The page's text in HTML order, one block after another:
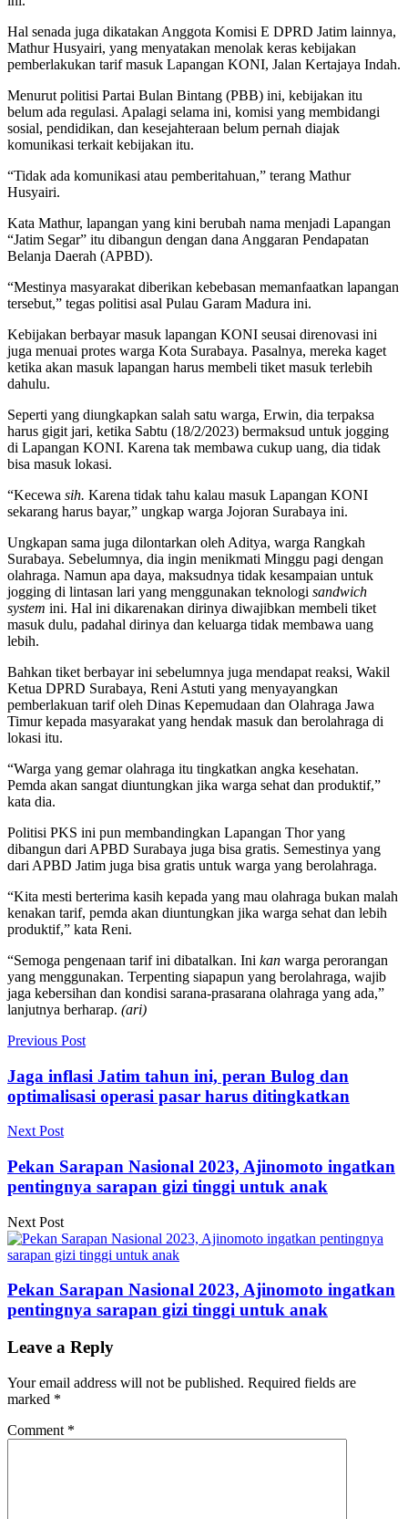
Hal senada juga dikatakan Anggota Komisi E DPRD Jatim lainnya,
Mathur Husyairi, yang menyatakan menolak keras kebijakan
pemberlakukan tarif masuk Lapangan KONI, Jalan Kertajaya Indah.
Menurut politisi Partai Bulan Bintang (PBB) ini, kebijakan itu
belum ada regulasi. Apalagi selama ini, komisi yang membidangi
sosial, pendidikan, dan kesejahteraan belum pernah diajak
komunikasi terkait kebijakan itu.
“Tidak ada komunikasi atau pemberitahuan,” terang Mathur
Husyairi.
Kata Mathur, lapangan yang kini berubah nama menjadi Lapangan
“Jatim Segar” itu dibangun dengan dana Anggaran Pendapatan
Belanja Daerah (APBD).
“Mestinya masyarakat diberikan kebebasan memanfaatkan lapangan
tersebut,” tegas politisi asal Pulau Garam Madura ini.
Kebijakan berbayar masuk lapangan KONI seusai direnovasi ini
juga menuai protes warga Kota Surabaya. Pasalnya, mereka kaget
ketika akan masuk lapangan harus membeli tiket masuk terlebih
dahulu.
Seperti yang diungkapkan salah satu warga, Erwin, dia terpaksa
harus gigit jari, ketika Sabtu (18/2/2023) bermaksud untuk jogging
di Lapangan KONI. Karena tak membawa cukup uang, dia tidak
bisa masuk lokasi.
“Kecewa sih. Karena tidak tahu kalau masuk Lapangan KONI
sekarang harus bayar,” ungkap warga Jojoran Surabaya ini.
Ungkapan sama juga dilontarkan oleh Aditya, warga Rangkah
Surabaya. Sebelumnya, dia ingin menikmati Minggu pagi dengan
olahraga. Namun apa daya, maksudnya tidak kesampaian untuk
jogging di lintasan lari yang menggunakan teknologi sandwich
system ini. Hal ini dikarenakan dirinya diwajibkan membeli tiket
masuk dulu, padahal dirinya dan keluarga tidak membawa uang
lebih.
Bahkan tiket berbayar ini sebelumnya juga mendapat reaksi, Wakil
Ketua DPRD Surabaya, Reni Astuti yang menyayangkan
pemberlakuan tarif oleh Dinas Kepemudaan dan Olahraga Jawa
Timur kepada masyarakat yang hendak masuk dan berolahraga di
lokasi itu.
“Warga yang gemar olahraga itu tingkatkan angka kesehatan.
Pemda akan sangat diuntungkan jika warga sehat dan produktif,”
kata dia.
Politisi PKS ini pun membandingkan Lapangan Thor yang
dibangun dari APBD Surabaya juga bisa gratis. Semestinya yang
dari APBD Jatim juga bisa gratis untuk warga yang berolahraga.
“Kita mesti berterima kasih kepada yang mau olahraga bukan malah
kenakan tarif, pemda akan diuntungkan jika warga sehat dan lebih
produktif,” kata Reni.
“Semoga pengenaan tarif ini dibatalkan. Ini kan warga perorangan
yang menggunakan. Terpenting siapapun yang berolahraga, wajib
jaga kebersihan dan kondisi sarana-prasarana olahraga yang ada,”
lanjutnya berharap. (ari)
Previous Post
Jaga inflasi Jatim tahun ini, peran Bulog dan
optimalisasi operasi pasar harus ditingkatkan
Next Post
Pekan Sarapan Nasional 2023, Ajinomoto ingatkan
pentingnya sarapan gizi tinggi untuk anak
Next Post
Pekan Sarapan Nasional 2023, Ajinomoto ingatkan
pentingnya sarapan gizi tinggi untuk anak
Leave a Reply
Your email address will not be published. Required fields are
marked *
Comment *